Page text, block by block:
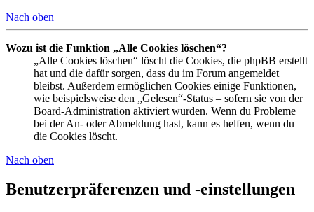
Nach oben
Wozu ist die Funktion „Alle Cookies löschen“?
„Alle Cookies löschen“ löscht die Cookies, die phpBB erstellt
hat und die dafür sorgen, dass du im Forum angemeldet
bleibst. Außerdem ermöglichen Cookies einige Funktionen,
wie beispielsweise den „Gelesen“-Status – sofern sie von der
Board-Administration aktiviert wurden. Wenn du Probleme
bei der An- oder Abmeldung hast, kann es helfen, wenn du
die Cookies löscht.
Nach oben
Benutzerpräferenzen und -einstellungen